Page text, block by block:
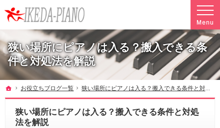
狭い場所にピアノは入る？搬入できる条
件と対処法を解説
調律やクリーニングも行っています。ピアノ引越し・運搬・配送なら料金も魅力の当社へ
ホーム
お役立ちブログ一覧 狭い場所にピアノは入る？搬入できる条件と対処法を解説
狭い場所にピアノは入る？搬入できる条件と対処
法を解説